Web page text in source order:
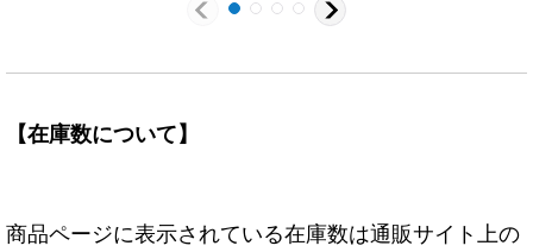
【在庫数について】
商品ページに表示されている在庫数は通販サイト上の